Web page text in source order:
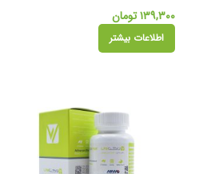
۱۳۹,۳۰۰تومان
اطلاعات بیشتر